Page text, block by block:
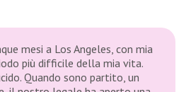
mesi a Los Angeles, con mia
più difficile della mia vita.
Quando sono partito, un